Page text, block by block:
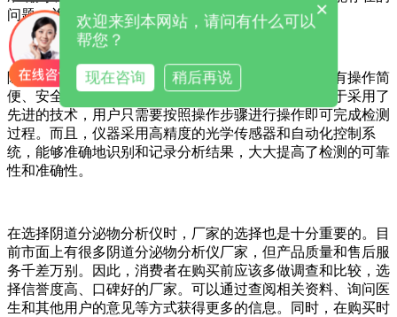
问题，并及时采取相应的治疗措施。
除了准确的分析和检测功能，阴道分泌物分析仪还具有操作简
便、安全可靠、检测快速等特点。仪器操作简单，由于采用了
先进的技术，用户只需要按照操作步骤进行操作即可完成检测
过程。而且，仪器采用高精度的光学传感器和自动化控制系
统，能够准确地识别和记录分析结果，大大提高了检测的可靠
性和准确性。
在选择阴道分泌物分析仪时，厂家的选择也是十分重要的。目
前市面上有很多阴道分泌物分析仪厂家，但产品质量和售后服
务千差万别。因此，消费者在购买前应该多做调查和比较，选
择信誉度高、口碑好的厂家。可以通过查阅相关资料、询问医
生和其他用户的意见等方式获得更多的信息。同时，在购买时
×
欢迎来到本网站，请问有什么可以
帮您？
现在咨询 稍后再说